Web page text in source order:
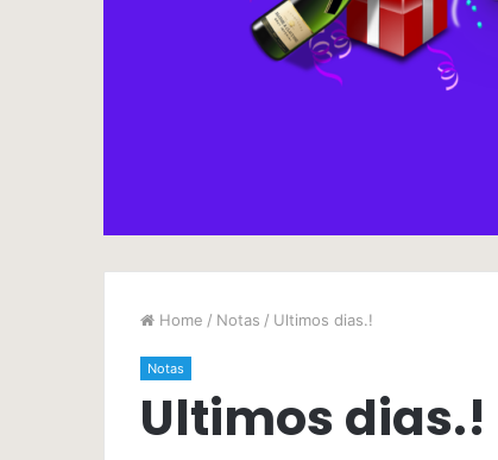
Home / Notas / Ultimos dias.!
Notas
Ultimos dias.!